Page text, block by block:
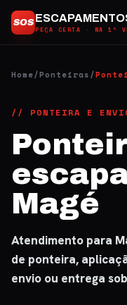
paraSOS
PEÇA CERTA · NA 1ª
Home/Ponteiras/
// PONTEIRA E
Magé
Atendimento para
de ponteira,
envio ou entrega